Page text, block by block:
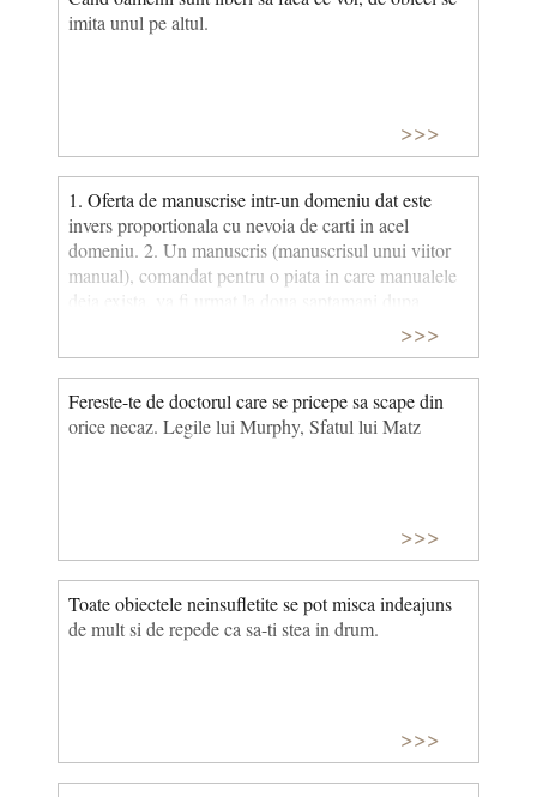
imita unul pe altul.
>>>
1. Oferta de manuscrise intr-un domeniu dat este
invers proportionala cu nevoia de carti in acel
domeniu. 2. Un manuscris (manuscrisul unui viitor
manual), comandat pentru o piata in care manualele
semnarea contractului, de anuntarea unei carti
identice, scrisa de cel mai apropiat competitor si
prieten al autorului.
>>>
Fereste-te de doctorul care se pricepe sa scape din
orice necaz. Legile lui Murphy, Sfatul lui Matz
>>>
Toate obiectele neinsufletite se pot misca indeajuns
de mult si de repede ca sa-ti stea in drum.
>>>